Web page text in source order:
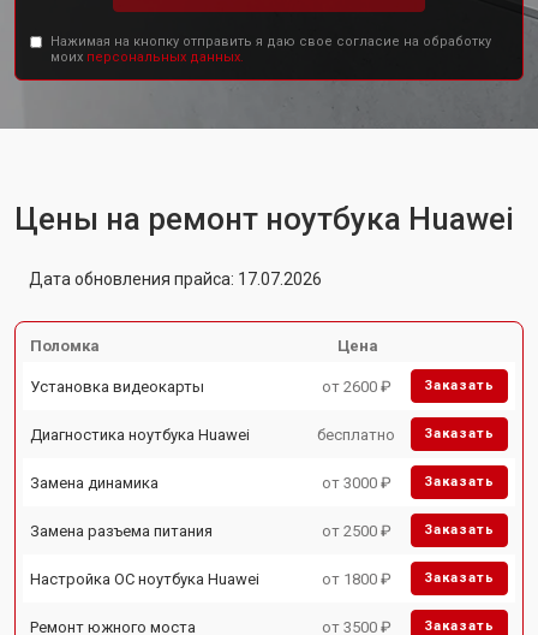
Нажимая на кнопку отправить я даю свое согласие на обработку
моих персональных данных.
Цены на ремонт ноутбука Huawei
Дата обновления прайса: 17.07.2026
Поломка Цена
Установка видеокарты от 2600 ₽ Заказать
Диагностика ноутбука Huawei бесплатно Заказать
Замена динамика от 3000 ₽ Заказать
Замена разъема питания от 2500 ₽ Заказать
Настройка ОС ноутбука Huawei от 1800 ₽ Заказать
Ремонт южного моста от 3500 ₽ Заказать